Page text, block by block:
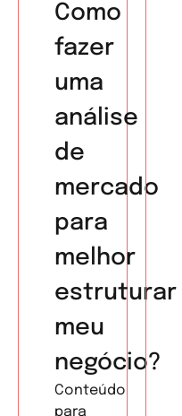
Como
fazer
uma
análise
de
mercado
para
melhor
estruturar
meu
negócio?
Conteúdo
para